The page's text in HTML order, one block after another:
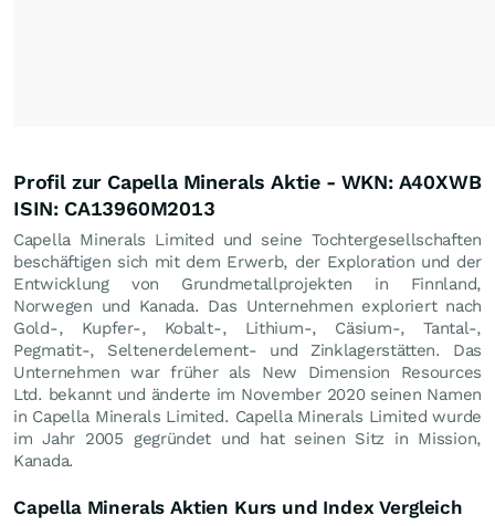
Profil zur Capella Minerals Aktie - WKN: A40XWB
ISIN: CA13960M2013
Capella Minerals Limited und seine Tochtergesellschaften
beschäftigen sich mit dem Erwerb, der Exploration und der
Entwicklung von Grundmetallprojekten in Finnland,
Norwegen und Kanada. Das Unternehmen exploriert nach
Gold-, Kupfer-, Kobalt-, Lithium-, Cäsium-, Tantal-,
Pegmatit-, Seltenerdelement- und Zinklagerstätten. Das
Unternehmen war früher als New Dimension Resources
Ltd. bekannt und änderte im November 2020 seinen Namen
in Capella Minerals Limited. Capella Minerals Limited wurde
im Jahr 2005 gegründet und hat seinen Sitz in Mission,
Kanada.
Capella Minerals Aktien Kurs und Index Vergleich